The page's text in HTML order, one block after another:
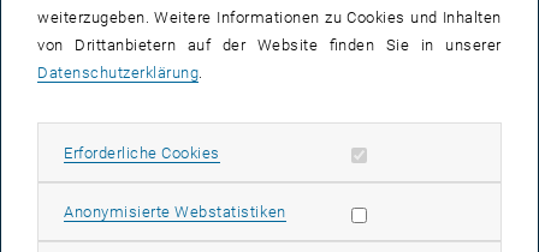
IMPRESSUM
weiterzugeben. Weitere Informationen zu Cookies und Inhalten
von Drittanbietern auf der Website finden Sie in unserer
Datenschutzerklärung.
Erforderliche Cookies Erforderliche Cookies zulassen
Anonymisierte WebstatistikenStatistik Cookies zulassen